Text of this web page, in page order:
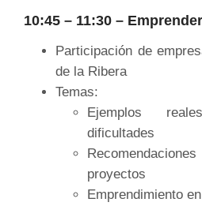
10:45 – 11:30 –
Participación de
de la Ribera
Temas:
Ejemplos
dificultades
proyectos
Emprendimiento